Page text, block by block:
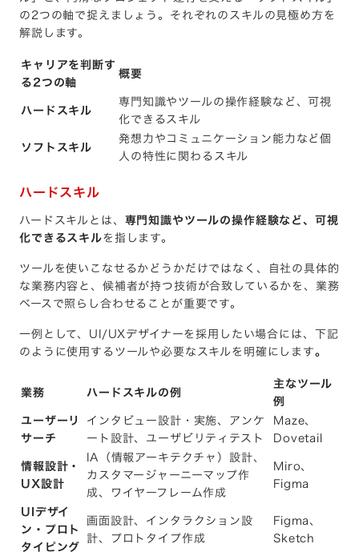
の2つの軸で捉えましょう。それぞれのスキルの見極め方を
解説します。
キャリアを判断す
る2つの軸
概要
ハードスキル
専門知識やツールの操作経験など、可視
化できるスキル
ソフトスキル
発想力やコミュニケーション能力など個
人の特性に関わるスキル
ハードスキル
ハードスキルとは、 専門知識やツールの操作経験など、可視
化できるスキルを指します。
ツールを使いこなせるかどうかだけではなく、自社の具体的
な業務内容と、候補者が持つ技術が合致しているかを、業務
ベースで照らし合わせることが重要です。
一例として、UI/UXデザイナーを採用したい場合には、下記
のように使用するツールや必要なスキルを明確にします。
業務 ハードスキルの例
主なツール
例
ユーザーリ
サーチ
インタビュー設計・実施、アンケ
ート設計、ユーザビリティテスト
Maze、
Dovetail
情報設計・
UX設計
IA（情報アーキテクチャ）設計、
カスタマージャーニーマップ作
成、ワイヤーフレーム作成
Miro、
Figma
UIデザイ
ン・プロト
タイピング
画面設計、インタラクション設
計、プロトタイプ作成
Figma、
Sketch